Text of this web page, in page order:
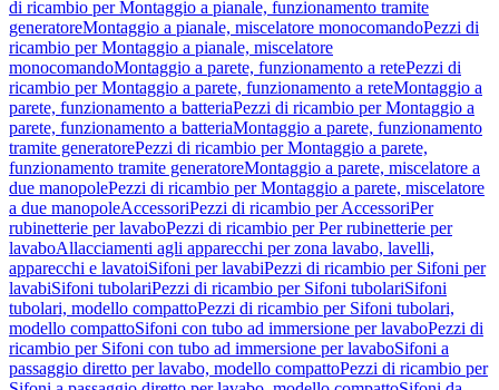
di ricambio per Montaggio a pianale, funzionamento tramite
generatoreMontaggio a pianale, miscelatore monocomandoPezzi di
ricambio per Montaggio a pianale, miscelatore
monocomandoMontaggio a parete, funzionamento a retePezzi di
ricambio per Montaggio a parete, funzionamento a reteMontaggio a
parete, funzionamento a batteriaPezzi di ricambio per Montaggio a
parete, funzionamento a batteriaMontaggio a parete, funzionamento
tramite generatorePezzi di ricambio per Montaggio a parete,
funzionamento tramite generatoreMontaggio a parete, miscelatore a
due manopolePezzi di ricambio per Montaggio a parete, miscelatore
a due manopoleAccessoriPezzi di ricambio per AccessoriPer
rubinetterie per lavaboPezzi di ricambio per Per rubinetterie per
lavaboAllacciamenti agli apparecchi per zona lavabo, lavelli,
apparecchi e lavatoiSifoni per lavabiPezzi di ricambio per Sifoni per
lavabiSifoni tubolariPezzi di ricambio per Sifoni tubolariSifoni
tubolari, modello compattoPezzi di ricambio per Sifoni tubolari,
modello compattoSifoni con tubo ad immersione per lavaboPezzi di
ricambio per Sifoni con tubo ad immersione per lavaboSifoni a
passaggio diretto per lavabo, modello compattoPezzi di ricambio per